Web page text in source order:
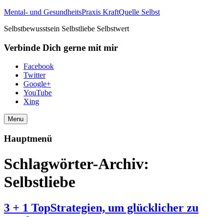
Mental- und GesundheitsPraxis KraftQuelle Selbst
Selbstbewusstsein Selbstliebe Selbstwert
Verbinde Dich gerne mit mir
Facebook
Twitter
Google+
YouTube
Xing
Menu
Hauptmenü
Schlagwörter-Archiv:
Selbstliebe
3 + 1 TopStrategien, um glücklicher zu